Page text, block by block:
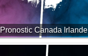
Pronostic Canada Irlande